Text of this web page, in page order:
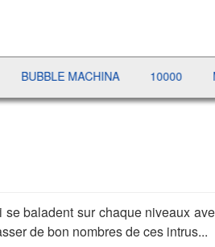
MACHINA 10000
baladent sur chaque niveaux
de bon nombres de ces intrus...